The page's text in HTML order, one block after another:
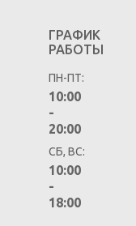
ГРАФИК
РАБОТЫ
ПН-ПТ:
10:00
-
20:00
СБ, ВС:
10:00
-
18:00